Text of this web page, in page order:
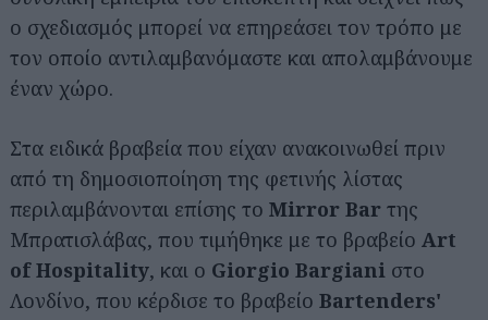
ο σχεδιασμός μπορεί να επηρεάσει τον τρόπο με
τον οποίο αντιλαμβανόμαστε και απολαμβάνουμε
έναν χώρο.
Στα ειδικά βραβεία που είχαν ανακοινωθεί πριν
από τη δημοσιοποίηση της φετινής λίστας
περιλαμβάνονται επίσης το Mirror Bar της
Μπρατισλάβας, που τιμήθηκε με το βραβείο Art
of Hospitality, και ο Giorgio Bargiani στο
Λονδίνο, που κέρδισε το βραβείο Bartenders'